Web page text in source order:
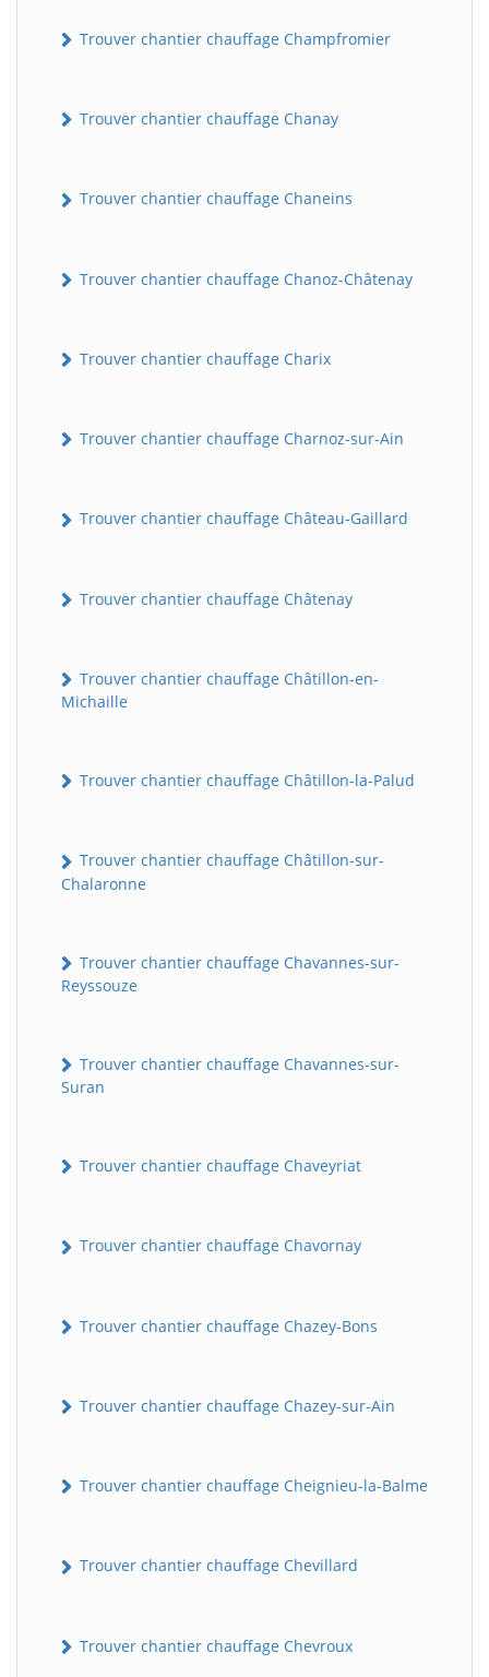
Trouver chantier chauffage Champfromier
Trouver chantier chauffage Chanay
Trouver chantier chauffage Chaneins
Trouver chantier chauffage Chanoz-Châtenay
Trouver chantier chauffage Charix
Trouver chantier chauffage Charnoz-sur-Ain
Trouver chantier chauffage Château-Gaillard
Trouver chantier chauffage Châtenay
Trouver chantier chauffage Châtillon-en-
Michaille
Trouver chantier chauffage Châtillon-la-Palud
Trouver chantier chauffage Châtillon-sur-
Chalaronne
Trouver chantier chauffage Chavannes-sur-
Reyssouze
Trouver chantier chauffage Chavannes-sur-
Suran
Trouver chantier chauffage Chaveyriat
Trouver chantier chauffage Chavornay
Trouver chantier chauffage Chazey-Bons
Trouver chantier chauffage Chazey-sur-Ain
Trouver chantier chauffage Cheignieu-la-Balme
Trouver chantier chauffage Chevillard
Trouver chantier chauffage Chevroux